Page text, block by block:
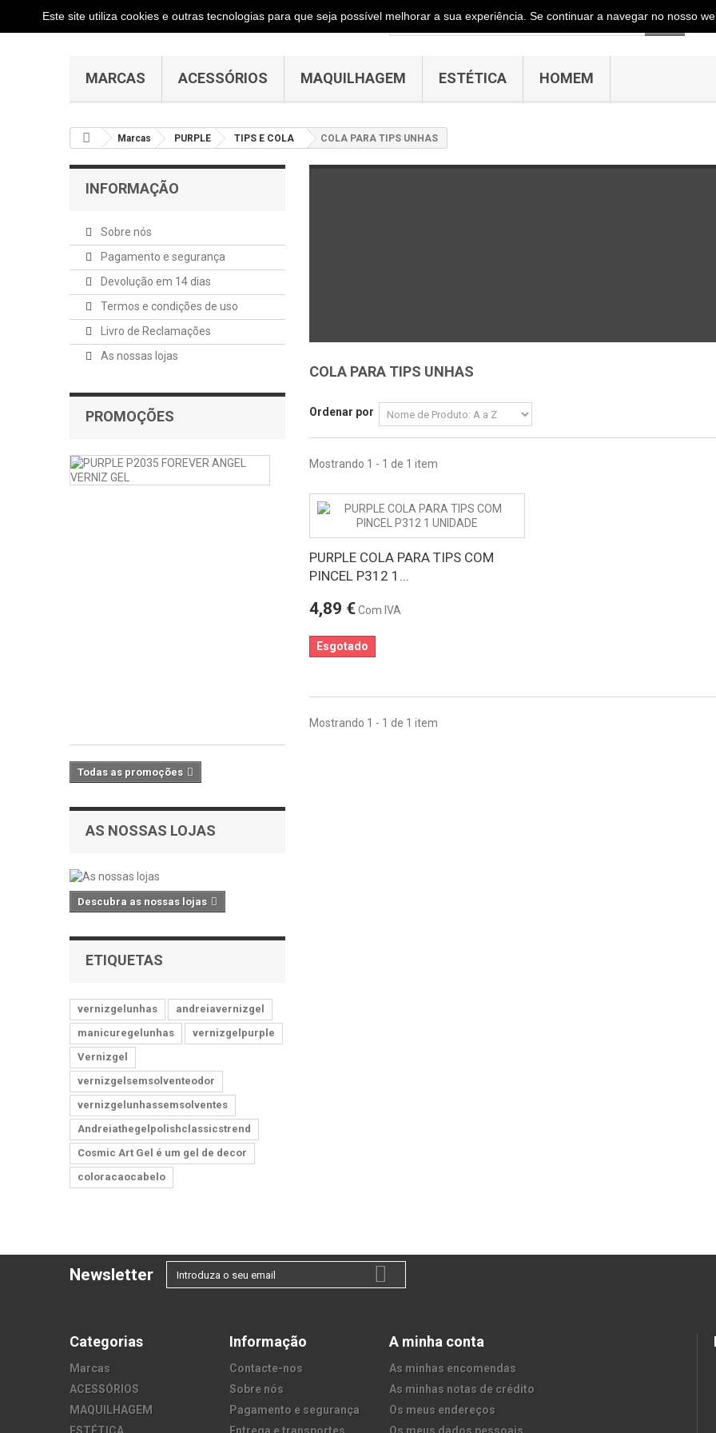
MARCAS ACESSÓRIOS MAQUILHAGEM ESTÉTICA HOMEM
Marcas PURPLE TIPS E COLA COLA PARA TIPS UNHAS
INFORMAÇÃO
Sobre nós
Pagamento e segurança
Devolução em 14 dias
Termos e condições de uso
Livro de Reclamações
As nossas lojas
PROMOÇÕES
PURPLE
P2035
FOREVER
PURPLE
P2035
ANGEL
VERNIZ...
Todas as promoções
AS NOSSAS LOJAS
Descubra as nossas lojas
ETIQUETAS
vernizgelunhas
andreiavernizgel
manicuregelunhas
vernizgelpurple
Vernizgel
vernizgelsemsolventeodor
vernizgelunhassemsolventes
Andreiathegelpolishclassicstrend
Cosmic Art Gel é um gel de decor
coloracaocabelo
COLA PARA TIPS UNHAS
Ordenar por
Mostrando 1 - 1 de 1 item
PURPLE COLA PARA TIPS COM
PINCEL P312 1...
4,89 €Com IVA
Esgotado
Mostrando 1 - 1 de 1 item
Newsletter
Este site utiliza cookies e outras tecnologias para que seja possível melhorar a sua experiência. Se continuar a navegar no nosso
Categorias
Marcas
ACESSÓRIOS
MAQUILHAGEM
Informação
Contacte-nos
Sobre nós
Pagamento e segurança
A minha conta
As minhas encomendas
As minhas notas de crédito
Os meus endereços